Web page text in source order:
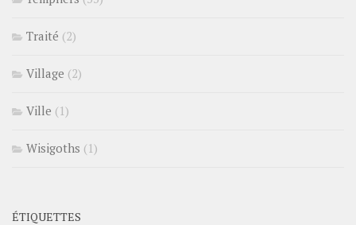
Traité (2)
Village (2)
Ville (1)
Wisigoths (1)
ÉTIQUETTES